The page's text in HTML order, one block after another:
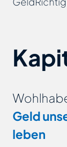
Geld
leben